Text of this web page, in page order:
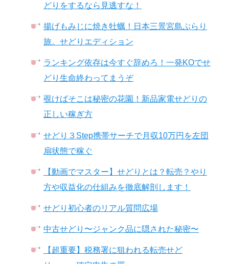
どりをするなら見逃すな！
揚げもみじに焼き牡蠣！日本三景宮島ぶらり
旅。せどりエディション
ランキング依存は今すぐ辞めろ！一発KOでせ
どり生命終わってまうぞ
覗けばそこは秘密の花園！新品家電せどりの
正しい稼ぎ方
せどり３Step携帯サーチで月収10万円を左団
扇状態で稼ぐ
【動画でマスター】せどりとは？転売？やり
方や収益化の仕組みを徹底解剖します！
せどり初心者のリアル質問広場
中古せどり〜ジャンク品に隠された秘密〜
【超重要】税務署に狙われる転売せど